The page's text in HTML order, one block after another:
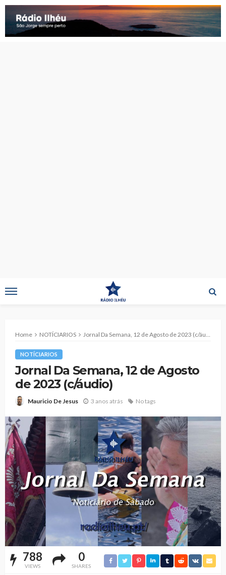
Home NOTÍCIARIOS Jornal Da Semana, 12 de Agosto de 2023 (c/áudio)
NOTÍCIARIOS
Jornal Da Semana, 12 de Agosto
de 2023 (c/áudio)
Mauricio De Jesus 3 anos atrás No tags
788
VIEWS
0
SHARES